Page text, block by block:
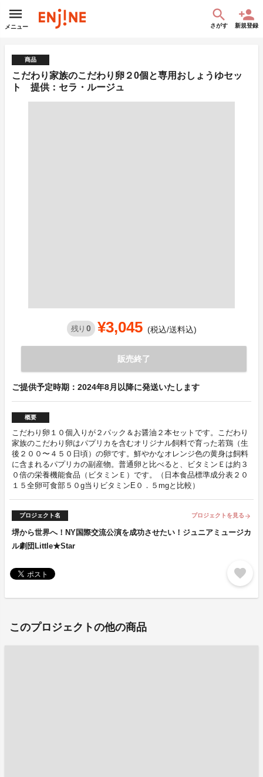
メニュー さがす 新規登録
商品
こだわり家族のこだわり卵２0個と専用おしょうゆセッ
ト 提供：セラ・ルージュ
残り 0 ¥3,045 (税込/送料込)
販売終了
ご提供予定時期：2024年8月以降に発送いたします
概要
こだわり卵１０個入りが２パック＆お醤油２本セットです。こだわり
家族のこだわり卵はパプリカを含むオリジナル飼料で育った若鶏（生
後２００〜４５０日頃）の卵です。鮮やかなオレンジ色の黄身は飼料
に含まれるパプリカの副産物。普通卵と比べると、ビタミンＥは約３
０倍の栄養機能食品（ビタミンＥ）です。（日本食品標準成分表２０
１５全卵可食部５０g当りビタミンE０．５mgと比較）
プロジェクト名 プロジェクトを見る arrow_forward
堺から世界へ！NY国際交流公演を成功させたい！ジュニアミュージカ
ル劇団Little★Star
favorite
このプロジェクトの他の商品